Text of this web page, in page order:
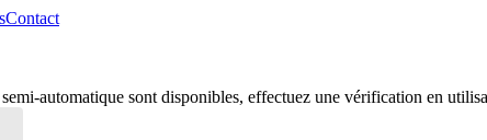
Contact
automatique sont disponibles, effectuez une vérification en